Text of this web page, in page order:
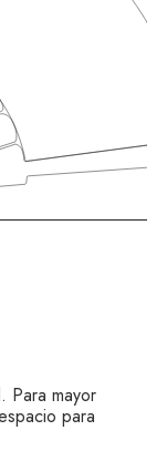
Para mayor
para